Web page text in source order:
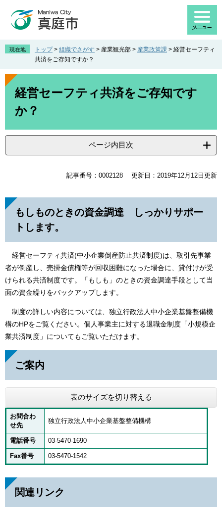
先
。
を
て
現在地 トップ > 組織でさがす > 産業観光部 > 産業政策課 > 経営セーフティ
共済をご存知ですか？
本
経営セーフティ共済をご存知です
か？
ページ内目次
記事番号：0002128 更新日：2019年12月12日更新
もしものときの資金調達 しっかりサポー
トします。
経営セーフティ共済(中小企業倒産防止共済制度)は、取引先事業
者が倒産し、売掛金債権等が回収困難になった場合に、貸付けが受
けられる共済制度です。「もしも」のときの資金調達手段として当
面の資金繰りをバックアップします。
制度の詳しい内容については、独立行政法人中小企業基盤整備機
構のHPをご覧ください。個人事業主に対する退職金制度「小規模企
業共済制度」についてもご覧いただけます。
ご案内
表のサイズを切り替える
お問合わ
せ先
独立行政法人中小企業基盤整備機構
電話番号 03-5470-1690
Fax番号 03-5470-1542
関連リンク